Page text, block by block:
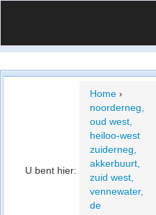
Vergelijk prijsposities - wijk
Privacy beleid
U bent hier:
Home ›
noorderneg,
oud west,
heiloo-west
zuiderneg,
akkerbuurt,
zuid west,
vennewater,
de